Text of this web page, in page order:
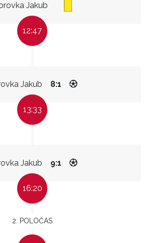
Jakub
12:47
Jakub 8:1
13:33
Jakub 9:1
16:20
2. POLOČAS